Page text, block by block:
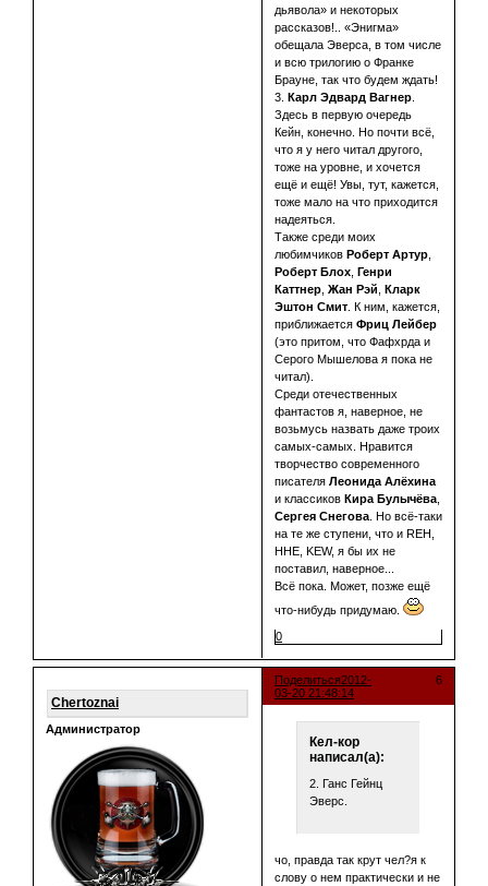
дьявола» и некоторых
рассказов!.. «Энигма»
обещала Эверса, в том числе
и всю трилогию о Франке
Брауне, так что будем ждать!
3.Карл Эдвард Вагнер
Здесь в первую очередь
Кейн, конечно. Но почти всё,
что я у него читал другого,
тоже на уровне, и хочется
ещё и ещё! Увы, тут, кажется,
тоже мало на что приходится
надеяться.
Также среди моих
любимчиковРоберт Артур
Роберт Блох ,Генри
Каттнер ,Жан Рэй ,Кларк
Эштон Смит . К ним, кажется,
приближаетсяФриц Лейбер
(это притом, что Фафхрда и
Серого Мышелова я пока не
читал).
Среди отечественных
фантастов я, наверное, не
возьмусь назвать даже троих
самых-самых. Нравится
творчество современного
писателяЛеонида Алёхина
и классиковКира Булычёва
Сергея Снегова . Но всё-таки
на те же ступени, что и REH,
HHE, KEW, я бы их не
поставил, наверное...
Всё пока. Может, позже ещё
что-нибудь придумаю.
0
Поделиться 6
2012-
03-20 21:48:14
Chertoznai
Администратор
Кел-кор
написал(а):
2. Ганс Гейнц
Эверс.
чо, правда так крут чел?я к
слову о нем практически и не